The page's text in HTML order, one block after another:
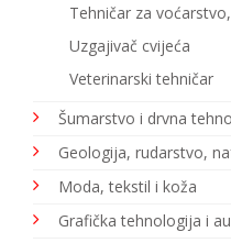
Tehničar za
Uzgajivač cvijeća
Veterinarski tehničar
Šumarstvo i drvna
Geologija, rudarstvo,
Moda, tekstil i koža
Grafička tehnologija i